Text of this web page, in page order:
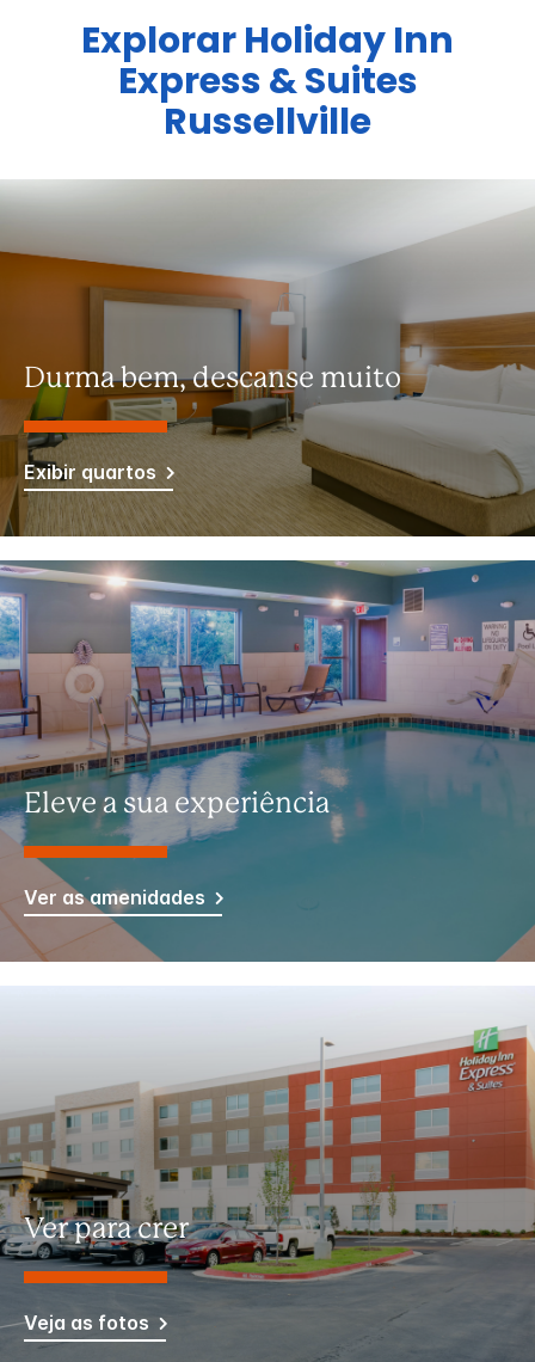
ExplorarHoliday Inn
Express & Suites
Russellville
Durma bem, descanse muito
Exibir quartos
Eleve a sua experiência
Ver as amenidades
Ver para crer
Veja as fotos